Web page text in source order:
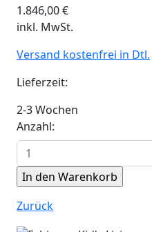
1.846,00€
inkl. MwSt.
Versand kostenfrei in Dtl.
Lieferzeit:
2-3 Wochen
Anzahl:
Zurück